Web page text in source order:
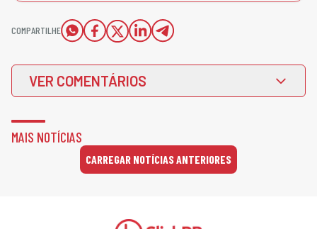
COMPARTILHE
VER COMENTÁRIOS
MAIS NOTÍCIAS
CARREGAR NOTÍCIAS ANTERIORES